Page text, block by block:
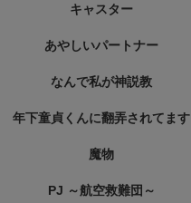
キャスター
あやしいパートナー
なんで私が神説教
年下童貞くんに翻弄されてます
魔物
PJ ～航空救難団～